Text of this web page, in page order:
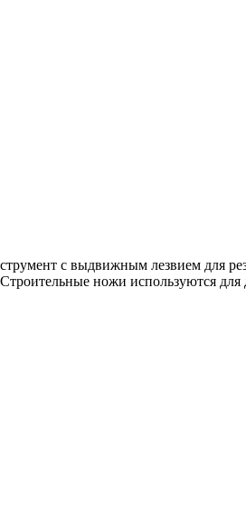
с выдвижным лезвием для
ножи используются для